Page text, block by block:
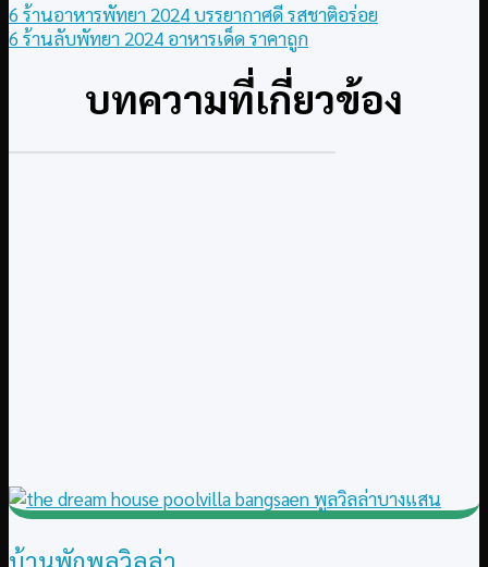
6 ร้านอาหารพัทยา 2024 บรรยากาศดี รสชาติอร่อย
6 ร้านลับพัทยา 2024 อาหารเด็ด ราคาถูก
บทความที่เกี่ยวข้อง
บ้านพักพูลวิลล่า